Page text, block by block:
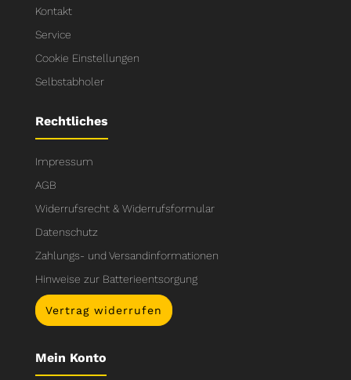
Kontakt
Service
Cookie Einstellungen
Selbstabholer
Rechtliches
Impressum
AGB
Widerrufsrecht & Widerrufsformular
Datenschutz
Zahlungs- und Versandinformationen
Hinweise zur Batterieentsorgung
Vertrag widerrufen
Mein Konto